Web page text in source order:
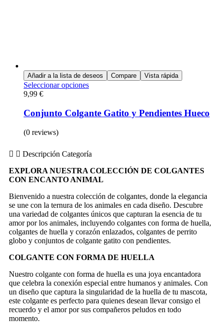
Descripción Categoría
EXPLORA NUESTRA COLECCIÓN DE COLGANTES
CON ENCANTO ANIMAL
Bienvenido a nuestra colección de colgantes, donde la elegancia
se une con la ternura de los animales en cada diseño. Descubre
una variedad de colgantes únicos que capturan la esencia de tu
amor por los animales, incluyendo colgantes con forma de huella,
colgantes de huella y corazón enlazados, colgantes de perrito
globo y conjuntos de colgante gatito con pendientes.
COLGANTE CON FORMA DE HUELLA
Nuestro colgante con forma de huella es una joya encantadora
que celebra la conexión especial entre humanos y animales. Con
un diseño que captura la singularidad de la huella de tu mascota,
este colgante es perfecto para quienes desean llevar consigo el
recuerdo y el amor por sus compañeros peludos en todo
momento.
Añadir a la lista de deseos Compare Vista rápida
Seleccionar opciones
9,99 €
Conjunto Colgante Gatito y Pendientes Hueco
(0 reviews)